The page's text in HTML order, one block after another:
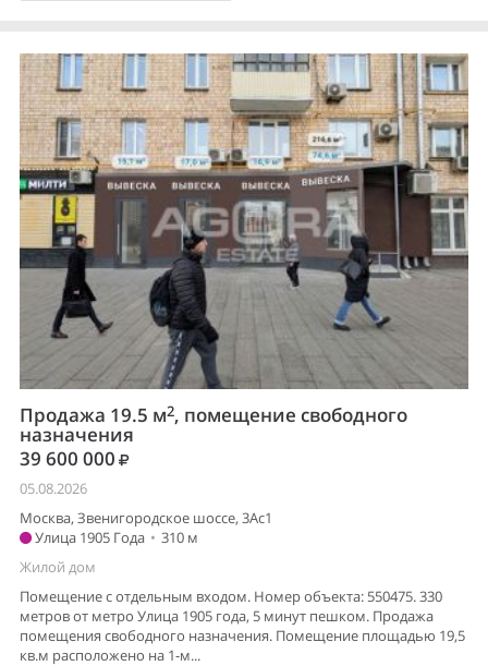
Продажа 19.5 м2, помещение свободного
назначения
39 600 000
05.08.2026
Москва, Звенигородское шоссе, 3Ас1
Улица 1905 Года • 310 м
Жилой дом
Помещение с отдельным входом. Номер объекта: 550475. 330
метров от метро Улица 1905 года, 5 минут пешком. Продажа
помещения свободного назначения. Помещение площадью 19,5
кв.м расположено на 1-м...